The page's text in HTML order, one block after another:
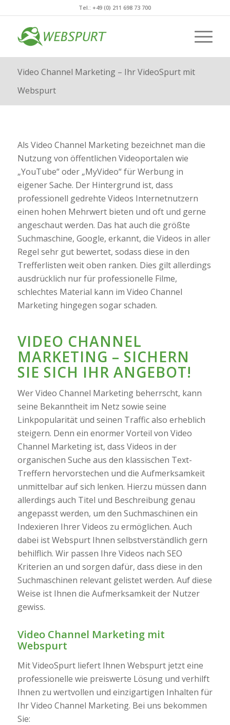
Tel.: +49 (0) 211 698 73 700
Video Channel Marketing – Ihr VideoSpurt mit
Webspurt
Als Video Channel Marketing bezeichnet man die
Nutzung von öffentlichen Videoportalen wie
„YouTube“ oder „MyVideo“ für Werbung in
eigener Sache. Der Hintergrund ist, dass
professionell gedrehte Videos Internetnutzern
einen hohen Mehrwert bieten und oft und gerne
angeschaut werden. Das hat auch die größte
Suchmaschine, Google, erkannt, die Videos in aller
Regel sehr gut bewertet, sodass diese in den
Trefferlisten weit oben ranken. Dies gilt allerdings
ausdrücklich nur für professionelle Filme,
schlechtes Material kann im Video Channel
Marketing hingegen sogar schaden.
VIDEO CHANNEL
MARKETING – SICHERN
SIE SICH IHR ANGEBOT!
Wer Video Channel Marketing beherrscht, kann
seine Bekanntheit im Netz sowie seine
Linkpopularität und seinen Traffic also erheblich
steigern. Denn ein enormer Vorteil von Video
Channel Marketing ist, dass Videos in der
organischen Suche aus den klassischen Text-
Treffern hervorstechen und die Aufmerksamkeit
unmittelbar auf sich lenken. Hierzu müssen dann
allerdings auch Titel und Beschreibung genau
angepasst werden, um den Suchmaschinen ein
Indexieren Ihrer Videos zu ermöglichen. Auch
dabei ist Webspurt Ihnen selbstverständlich gern
behilflich. Wir passen Ihre Videos nach SEO
Kriterien an und sorgen dafür, dass diese in den
Suchmaschinen relevant gelistet werden. Auf diese
Weise ist Ihnen die Aufmerksamkeit der Nutzer
gewiss.
Video Channel Marketing mit
Webspurt
Mit VideoSpurt liefert Ihnen Webspurt jetzt eine
professionelle wie preiswerte Lösung und verhilft
Ihnen zu wertvollen und einzigartigen Inhalten für
Ihr Video Channel Marketing. Bei uns bekommen
Sie: